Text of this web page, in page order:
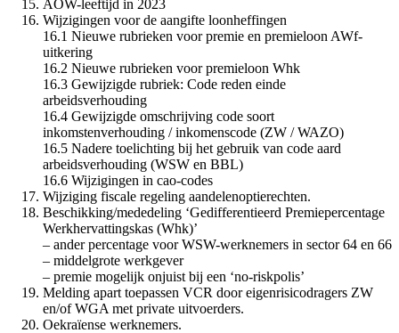
AOW-leeftijd in 2023
Wijzigingen voor de aangifte loonheffingen
16.1 Nieuwe rubrieken voor premie en premieloon AWf-
uitkering
16.2 Nieuwe rubrieken voor premieloon Whk
16.3 Gewijzigde rubriek: Code reden einde
arbeidsverhouding
16.4 Gewijzigde omschrijving code soort
inkomstenverhouding / inkomenscode (ZW / WAZO)
16.5 Nadere toelichting bij het gebruik van code aard
arbeidsverhouding (WSW en BBL)
16.6 Wijzigingen in cao-codes
Wijziging fiscale regeling aandelenoptierechten.
Beschikking/mededeling ‘Gedifferentieerd Premiepercentage
Werkhervattingskas (Whk)’
– ander percentage voor WSW-werknemers in sector 64 en 66
– middelgrote werkgever
– premie mogelijk onjuist bij een ‘no-riskpolis’
Melding apart toepassen VCR door eigenrisicodragers ZW
en/of WGA met private uitvoerders.
Oekraïense werknemers.